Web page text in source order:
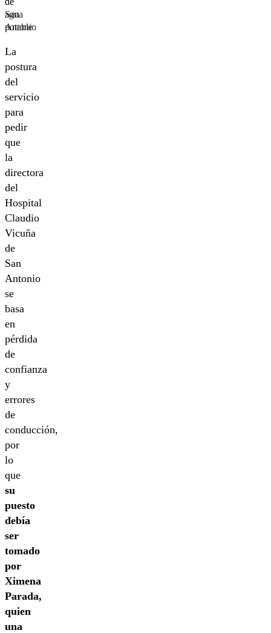
San
Antonio
agua
potable
La
postura
del
servicio
para
pedir
que
la
directora
del
Hospital
Claudio
Vicuña
de
San
Antonio
se
basa
en
pérdida
de
confianza
y
errores
de
conducción,
por
lo
que
su
puesto
debía
ser
tomado
por
Ximena
Parada,
quien
una